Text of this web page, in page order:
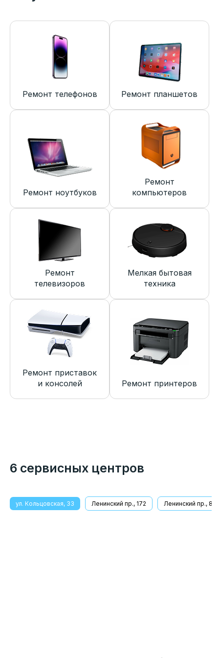
Ремонт телефонов Ремонт планшетов
Ремонт ноутбуков
Ремонт
компьютеров
Ремонт
телевизоров
Мелкая бытовая
техника
Ремонт приставок
и консолей
Ремонт принтеров
6 сервисных центров
ул. Кольцовская, 33 Ленинский пр., 172 Ленинский пр., 8/1